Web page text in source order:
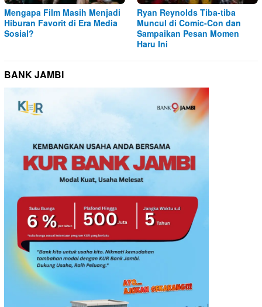
Mengapa Film Masih Menjadi
Hiburan Favorit di Era Media
Sosial?
Ryan Reynolds Tiba-tiba
Muncul di Comic-Con dan
Sampaikan Pesan Momen
Haru Ini
BANK JAMBI